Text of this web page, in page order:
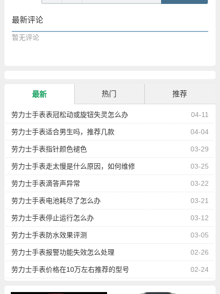
最新评论
暂无评论
最新 热门 推荐
04-11
劳力士手表表冠松动或旋钮失灵怎么办
04-04
劳力士手表适合男生吗，推荐几款
03-29
劳力士手表指针颜色褪色
03-25
劳力士手表走太慢是什么原因，如何维修
03-22
劳力士手表滴答声异常
03-21
劳力士手表电池耗尽了怎么办
03-12
劳力士手表停止运行怎么办
03-05
劳力士手表防水效果评测
02-26
劳力士手表报警功能失效怎么处理
02-24
劳力士手表价格在10万左右推荐的型号